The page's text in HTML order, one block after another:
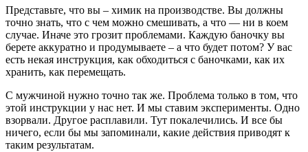
Представьте, что вы – химик на производстве. Вы должны
точно знать, что с чем можно смешивать, а что — ни в коем
случае. Иначе это грозит проблемами. Каждую баночку вы
берете аккуратно и продумываете – а что будет потом? У вас
есть некая инструкция, как обходиться с баночками, как их
хранить, как перемещать.
С мужчиной нужно точно так же. Проблема только в том, что
этой инструкции у нас нет. И мы ставим эксперименты. Одно
взорвали. Другое расплавили. Тут покалечились. И все бы
ничего, если бы мы запоминали, какие действия приводят к
таким результатам.